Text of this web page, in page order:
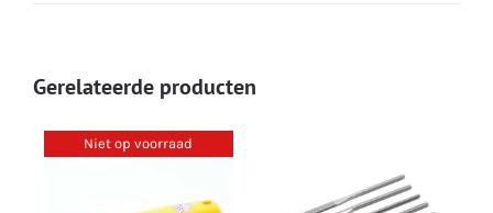
Gerelateerde producten
Niet op voorraad